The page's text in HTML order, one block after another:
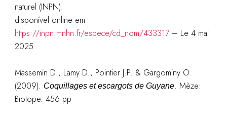
naturel (INPN).
disponível online em
https://inpn.mnhn.fr/espece/cd_nom/433317– Le 4 mai
2025
Massemin D., Lamy D., Pointier J.P. & Gargominy O.
(2009). Coquillages et escargots de Guyane. Mèze:
Biotope. 456 pp